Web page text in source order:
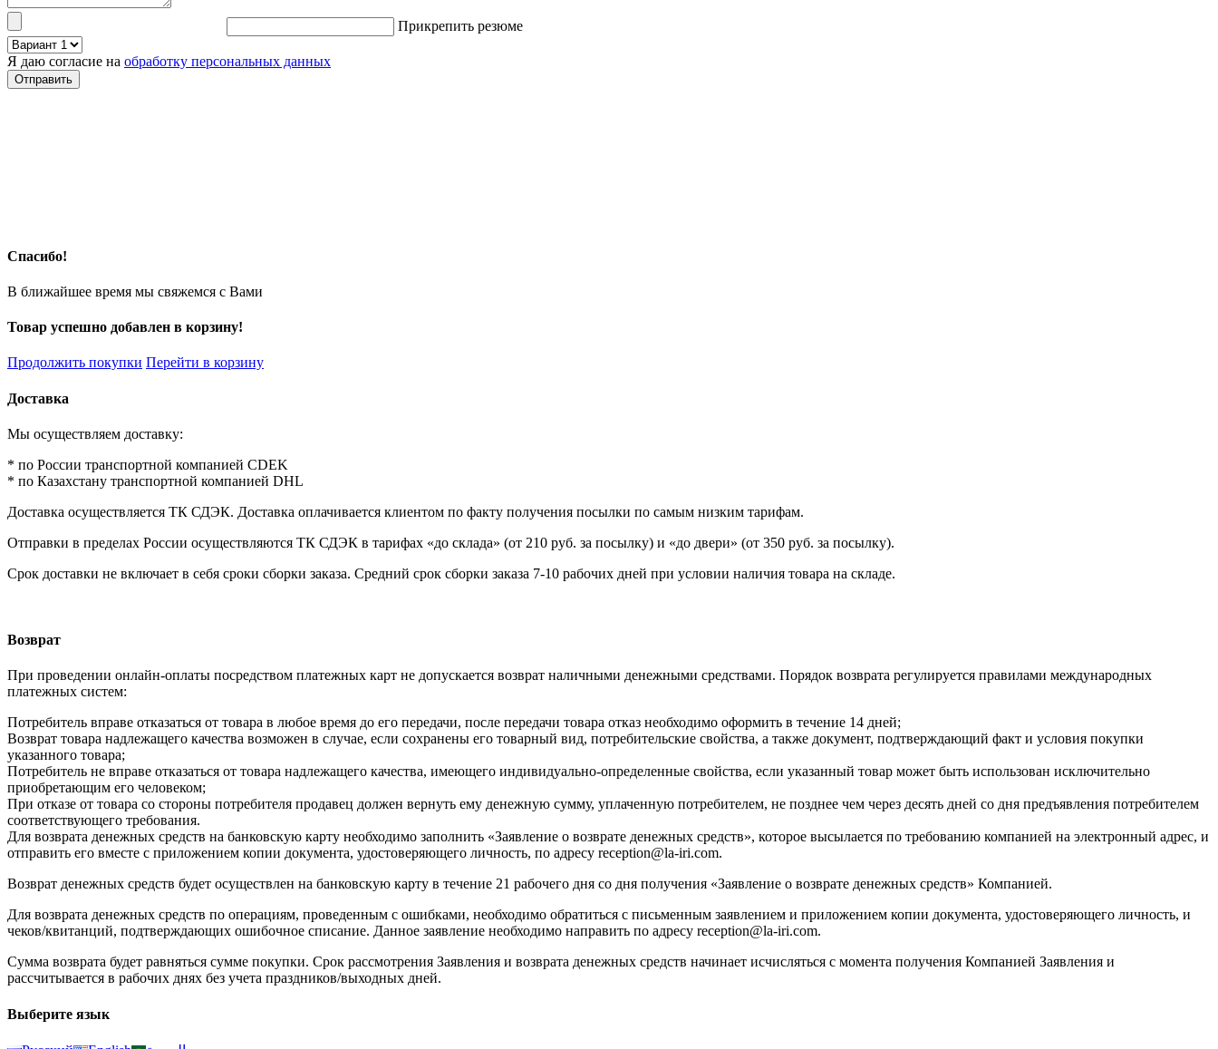
Прикрепить резюме
Я даю согласие на обработку персональных данных
Спасибо!
В ближайшее время мы свяжемся с Вами
Товар успешно добавлен в корзину!
Продолжить покупки Перейти в корзину
Доставка
Мы осуществляем доставку:
* по России транспортной компанией CDEK
* по Казахстану транспортной компанией DHL
Доставка осуществляется ТК СДЭК. Доставка оплачивается клиентом по факту получения посылки по самым низким тарифам.
Отправки в пределах России осуществляются ТК СДЭК в тарифах «до склада» (от 210 руб. за посылку) и «до двери» (от 350 руб. за посылку).
Срок доставки не включает в себя сроки сборки заказа. Средний срок сборки заказа 7-10 рабочих дней при условии наличия товара на складе.
Возврат
При проведении онлайн-оплаты посредством платежных карт не допускается возврат наличными денежными средствами. Порядок возврата регулируется правилами международных
платежных систем:
Потребитель вправе отказаться от товара в любое время до его передачи, после передачи товара отказ необходимо оформить в течение 14 дней;
Возврат товара надлежащего качества возможен в случае, если сохранены его товарный вид, потребительские свойства, а также документ, подтверждающий факт и условия покупки
указанного товара;
Потребитель не вправе отказаться от товара надлежащего качества, имеющего индивидуально-определенные свойства, если указанный товар может быть использован исключительно
приобретающим его человеком;
При отказе от товара со стороны потребителя продавец должен вернуть ему денежную сумму, уплаченную потребителем, не позднее чем через десять дней со дня предъявления потребителем
соответствующего требования.
Для возврата денежных средств на банковскую карту необходимо заполнить «Заявление о возврате денежных средств», которое высылается по требованию компанией на электронный адрес, и
отправить его вместе с приложением копии документа, удостоверяющего личность, по адресу reception@la-iri.com.
Возврат денежных средств будет осуществлен на банковскую карту в течение 21 рабочего дня со дня получения «Заявление о возврате денежных средств» Компанией.
Для возврата денежных средств по операциям, проведенным с ошибками, необходимо обратиться с письменным заявлением и приложением копии документа, удостоверяющего личность, и
чеков/квитанций, подтверждающих ошибочное списание. Данное заявление необходимо направить по адресу reception@la-iri.com.
Сумма возврата будет равняться сумме покупки. Срок рассмотрения Заявления и возврата денежных средств начинает исчисляться с момента получения Компанией Заявления и
рассчитывается в рабочих днях без учета праздников/выходных дней.
Выберите язык